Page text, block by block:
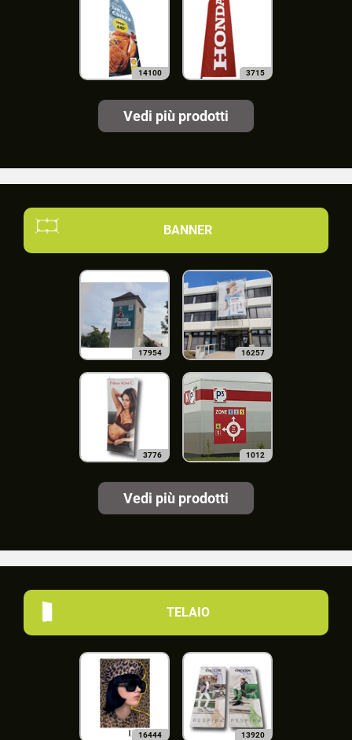
14100 3715
Vedi più prodotti
BANNER
17954 16257
3776 1012
Vedi più prodotti
TELAIO
16444 13920